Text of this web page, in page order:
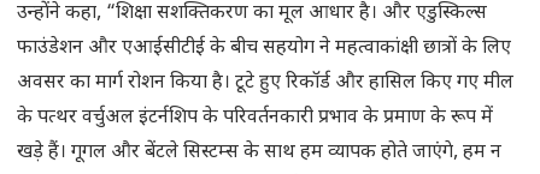
उन्होंने कहा, “शिक्षा सशक्तिकरण का मूल आधार है। और एडुस्किल्स
फाउंडेशन और एआईसीटीई के बीच सहयोग ने महत्वाकांक्षी छात्रों के लिए
अवसर का मार्ग रोशन किया है। टूटे हुए रिकॉर्ड और हासिल किए गए मील
के पत्थर वर्चुअल इंटर्नशिप के परिवर्तनकारी प्रभाव के प्रमाण के रूप में
खड़े हैं। गूगल और बेंटले सिस्टम्स के साथ हम व्यापक होते जाएंगे, हम न